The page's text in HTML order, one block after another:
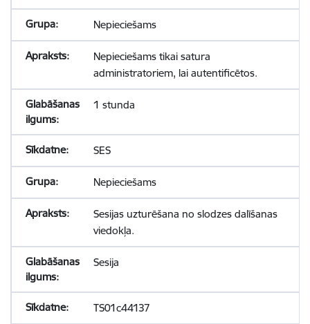
Nepieciešams
Nepieciešams tikai satura
administratoriem, lai autentificētos.
1 stunda
SES
Nepieciešams
Sesijas uzturēšana no slodzes dalīšanas
viedokļa.
Sesija
TS01c44137